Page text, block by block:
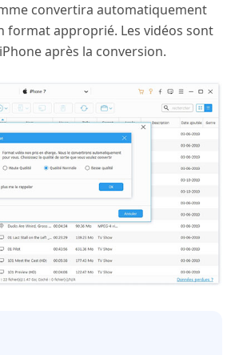
convertira automatiquement
format approprié. Les vidéos sont
après la conversion.